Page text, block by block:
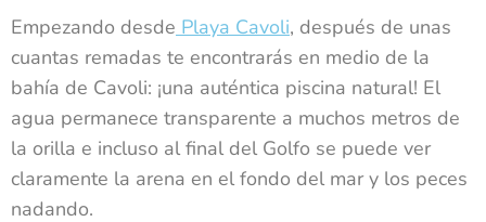
Empezando desde Playa Cavoli, después de unas
cuantas remadas te encontrarás en medio de la
bahía de Cavoli: ¡una auténtica piscina natural! El
agua permanece transparente a muchos metros de
la orilla e incluso al final del Golfo se puede ver
claramente la arena en el fondo del mar y los peces
nadando.